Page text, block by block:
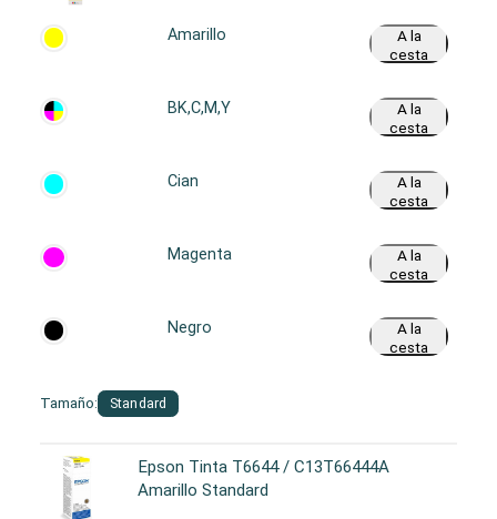
Tamaño: Standard
Amarillo
A la
cesta
BK,C,M,Y
A la
cesta
Cian
A la
cesta
Magenta
A la
cesta
Negro
A la
cesta
Epson Tinta T6644 / C13T66444A
Amarillo Standard